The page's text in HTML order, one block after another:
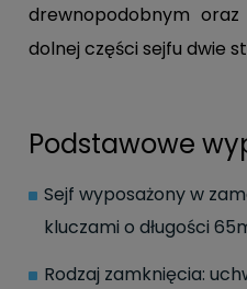
drewnopodobnym
dolnej części sejfu dwie
Podstawowe
Sejf wyposażony w
kluczami o długości
Rodzaj zamknięcia: